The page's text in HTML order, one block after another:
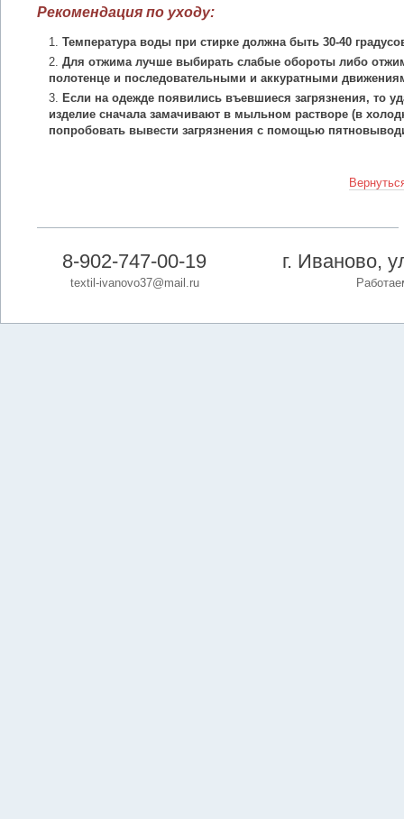
Рекомендация по уходу:
Температура воды при стирке должна быть 30-40
Для отжима лучше выбирать слабые обороты либо
полотенце и последовательными и аккуратными
Если на одежде появились въевшиеся загрязнения, то
изделие сначала замачивают в мыльном растворе (в
попробовать вывести загрязнения с помощью
8-902-747-00-19
textil-ivanovo37@mail.ru
г. Иваново,